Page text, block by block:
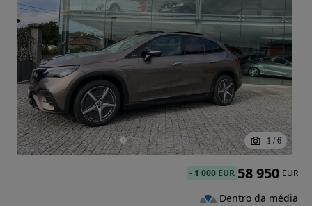
1 / 6
- 1 000 EUR 58 950 EUR
Dentro da média